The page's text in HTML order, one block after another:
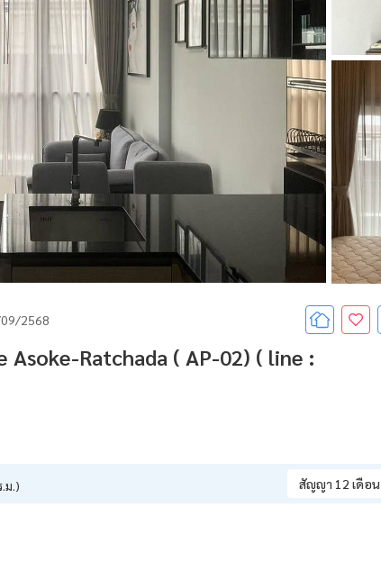
2568
Ratchada ( AP-02) ( line :
ม.) สัญญา 12 เดือน